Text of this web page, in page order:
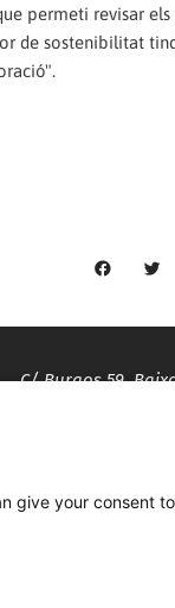
permeti revisar
de sostenibilitat
C/ Burgos 59,
give your consent